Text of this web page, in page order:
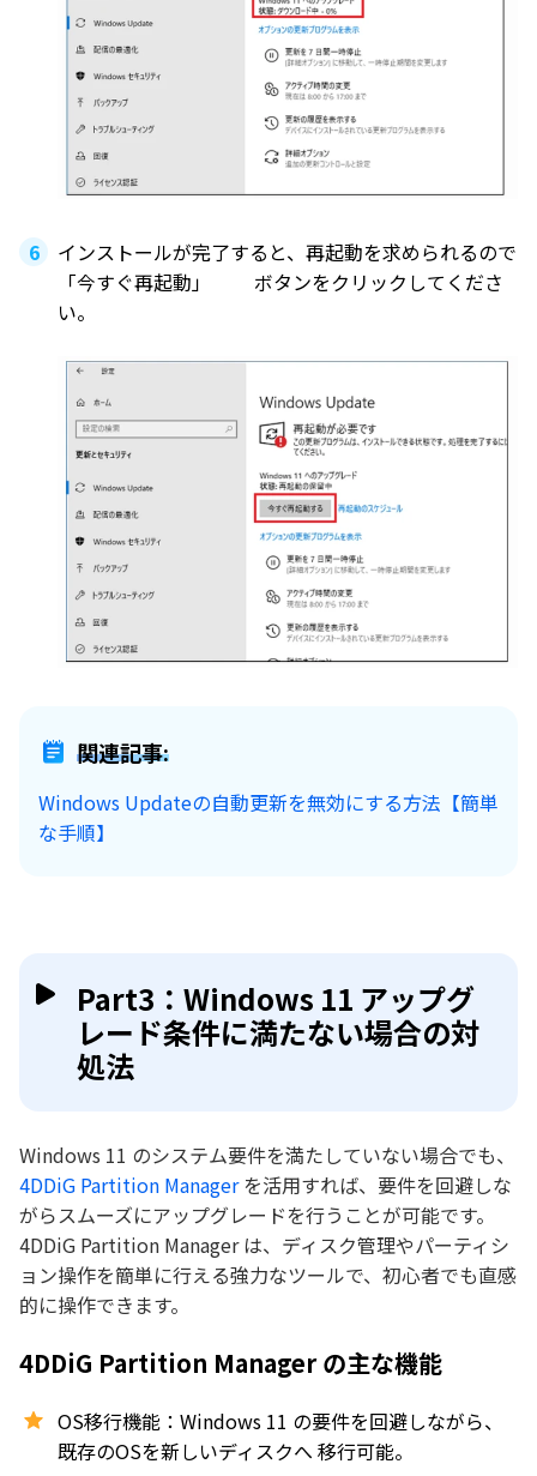
インストールが完了すると、再起動を求められるので
「今すぐ再起動」 ボタンをクリックしてくださ
い。
関連記事:
Windows Updateの自動更新を無効にする方法【簡単
な手順】
Part3：Windows 11 アップグ
レード条件に満たない場合の対
処法
Windows 11 のシステム要件を満たしていない場合でも、
4DDiG Partition Managerを活用すれば、要件を回避しな
がらスムーズにアップグレードを行うことが可能です。
4DDiG Partition Manager は、ディスク管理やパーティシ
ョン操作を簡単に行える強力なツールで、初心者でも直感
的に操作できます。
4DDiG Partition Manager の主な機能
OS移行機能：Windows 11 の要件を回避しながら、
既存のOSを新しいディスクへ 移行可能。